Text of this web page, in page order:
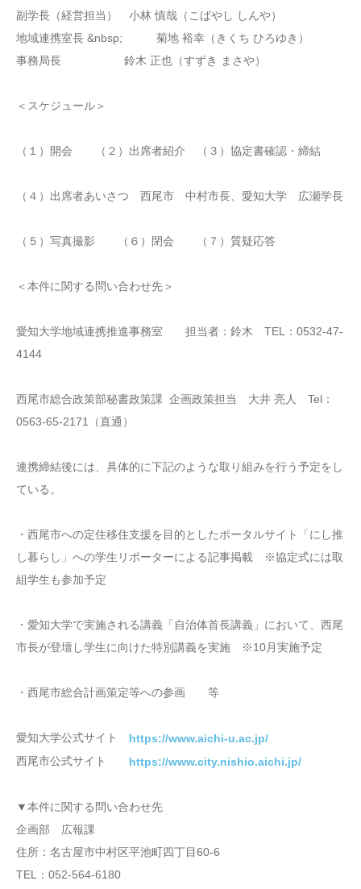
副学長（経営担当） 小林 慎哉（こばやし しんや）
地域連携室長 &nbsp; 菊地 裕幸（きくち ひろゆき）
事務局長 鈴木 正也（すずき まさや）
＜スケジュール＞
（１）開会 （２）出席者紹介 （３）協定書確認・締結
（４）出席者あいさつ 西尾市 中村市長、愛知大学 広瀬学長
（５）写真撮影 （６）閉会 （７）質疑応答
＜本件に関する問い合わせ先＞
愛知大学地域連携推進事務室 担当者：鈴木 TEL：0532-47-
4144
西尾市総合政策部秘書政策課 企画政策担当 大井 亮人 Tel：
0563-65-2171（直通）
連携締結後には、具体的に下記のような取り組みを行う予定をし
ている。
・西尾市への定住移住支援を目的としたポータルサイト「にし推
し暮らし」への学生リポーターによる記事掲載 ※協定式には取
組学生も参加予定
・愛知大学で実施される講義「自治体首長講義」において、西尾
市長が登壇し学生に向けた特別講義を実施 ※10月実施予定
・西尾市総合計画策定等への参画 等
愛知大学公式サイト https://www.aichi-u.ac.jp/
西尾市公式サイト https://www.city.nishio.aichi.jp/
▼本件に関する問い合わせ先
企画部 広報課
住所：名古屋市中村区平池町四丁目60-6
TEL：052-564-6180